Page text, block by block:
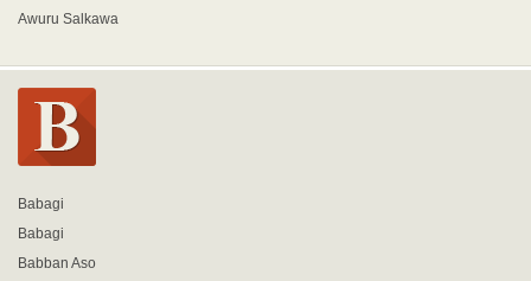
Awuru Salkawa
Babagi
Babagi
Babban Aso